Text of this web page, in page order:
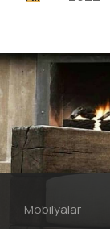
Mobilyalar